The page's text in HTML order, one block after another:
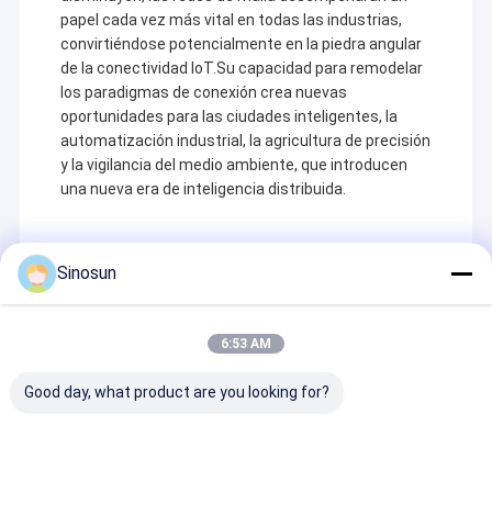
papel cada vez más vital en todas las industrias,
convirtiéndose potencialmente en la piedra angular
de la conectividad IoT.Su capacidad para remodelar
los paradigmas de conexión crea nuevas
oportunidades para las ciudades inteligentes, la
automatización industrial, la agricultura de precisión
y la vigilancia del medio ambiente, que introducen
una nueva era de inteligencia distribuida.
Recommended Products
Sinosun
6:53 AM
Good day, what product are you looking for?